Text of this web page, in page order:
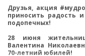
Друзья, акция
приносить радость
подопечных!
28 июня
Валентина
70-летний юбилей!